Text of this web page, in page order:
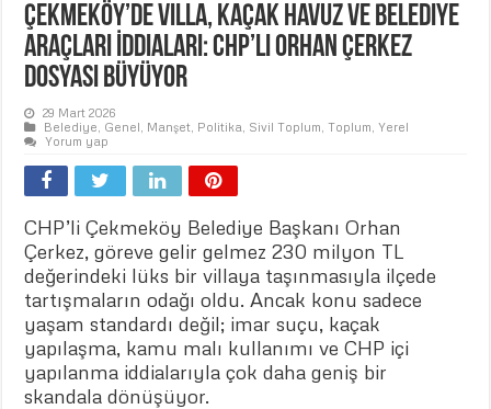
Çekmeköy’de Villa, Kaçak Havuz ve Belediye
Araçları İddiaları: CHP’li Orhan Çerkez
Dosyası Büyüyor
29 Mart 2026
Belediye
Genel Manşet Politika Sivil Toplum ,Toplum ,Yerel
Yorum yap
CHP’li Çekmeköy Belediye Başkanı Orhan
Çerkez, göreve gelir gelmez 230 milyon TL
değerindeki lüks bir villaya taşınmasıyla ilçede
tartışmaların odağı oldu. Ancak konu sadece
yaşam standardı değil; imar suçu, kaçak
yapılaşma, kamu malı kullanımı ve CHP içi
yapılanma iddialarıyla çok daha geniş bir
skandala dönüşüyor.